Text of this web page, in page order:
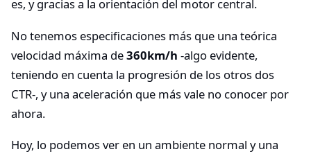
es, y gracias a la orientación del motor central.
No tenemos especificaciones más que una teórica
velocidad máxima de360km/h -algo evidente,
teniendo en cuenta la progresión de los otros dos
CTR-, y una aceleración que más vale no conocer por
ahora.
Hoy, lo podemos ver en un ambiente normal y una